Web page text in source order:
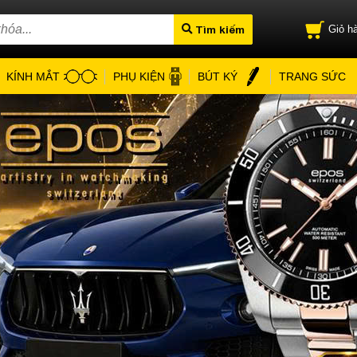
Tìm kiếm Giỏ
KÍNH MẮT PHỤ KIỆN BÚT KÝ TRANG SỨC